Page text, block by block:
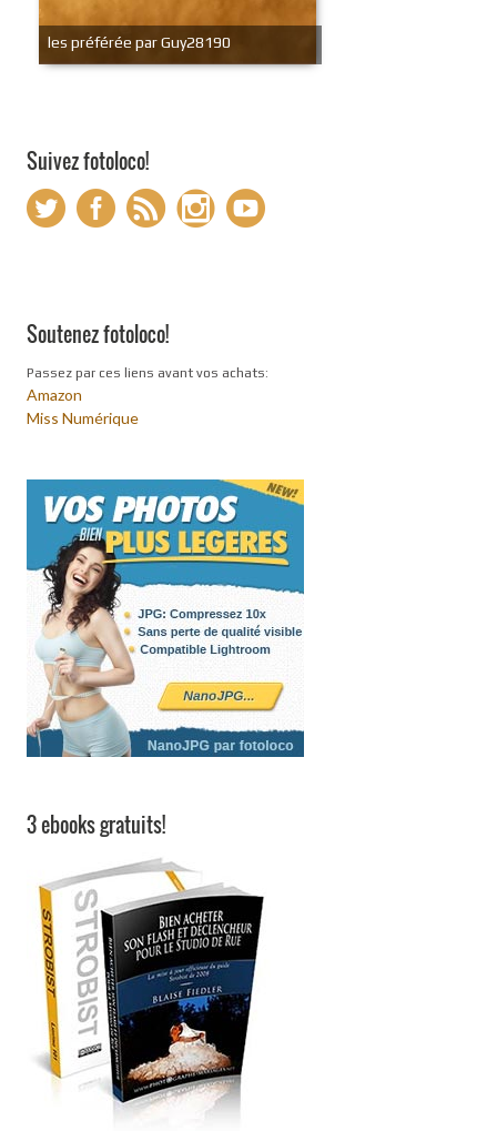
les préférée par Guy28190
Suivez fotoloco!
Soutenez fotoloco!
Passez par ces liens avant vos achats:
Amazon
Miss Numérique
3 ebooks gratuits!